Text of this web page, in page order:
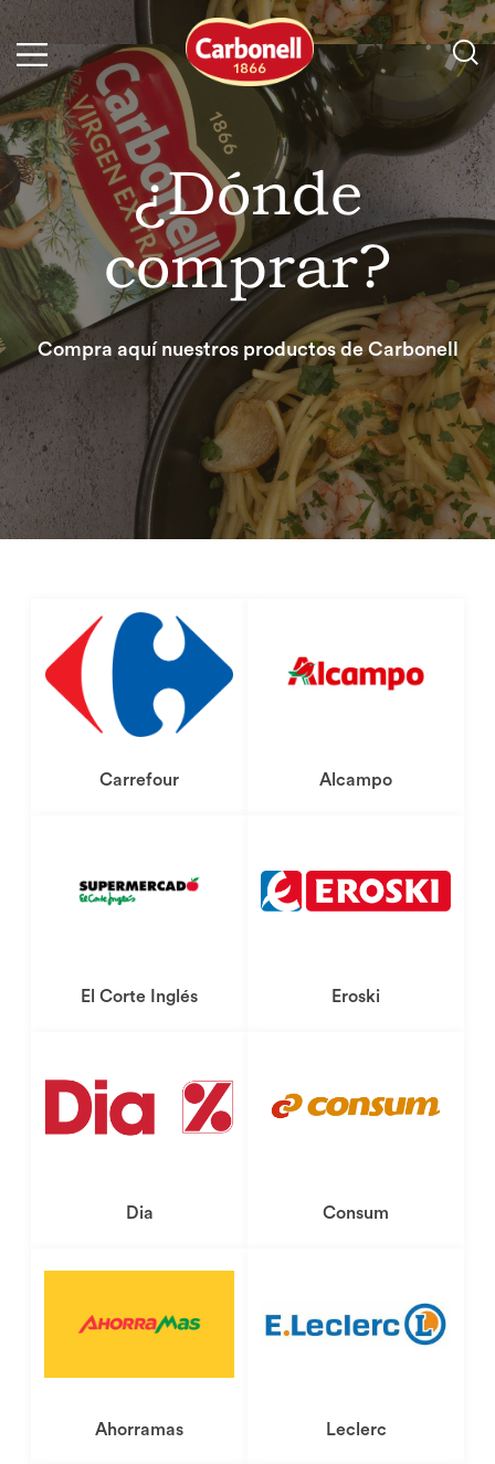
¿Dónde
comprar?
Compra aquí nuestros productos de Carbonell
Carrefour Alcampo
El Corte Inglés Eroski
Dia Consum
Ahorramas Leclerc